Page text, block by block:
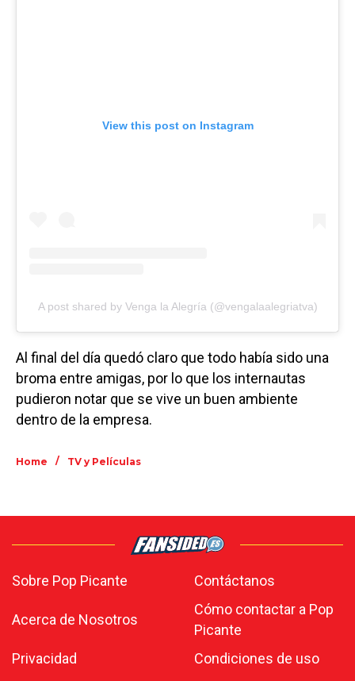
View this post on Instagram
A post shared by Venga la Alegría (@vengalaalegriatva)
Al final del día quedó claro que todo había sido una
broma entre amigas, por lo que los internautas
pudieron notar que se vive un buen ambiente
dentro de la empresa.
Home / TV y Películas
Sobre Pop Picante Contáctanos
Acerca de Nosotros
Cómo contactar a Pop
Picante
Privacidad
Condiciones de uso